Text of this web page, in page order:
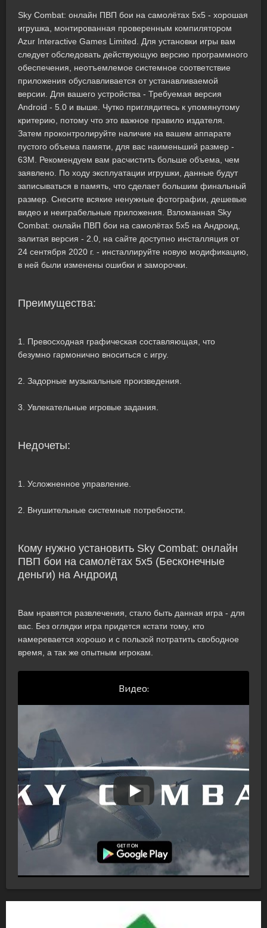
Sky Combat: онлайн ПВП бои на самолётах 5х5 - хорошая
игрушка, монтированная проверенным компилятором
Azur Interactive Games Limited. Для установки игры вам
следует обследовать действующую версию программного
обеспечения, неотъемлемое системное соответствие
приложения обуславливается от устанавливаемой
версии. Для вашего устройства - Требуемая версия
Android - 5.0 и выше. Чутко приглядитесь к упомянутому
критерию, потому что это важное правило издателя.
Затем проконтролируйте наличие на вашем аппарате
пустого объема памяти, для вас наименьший размер -
63M. Рекомендуем вам расчистить больше объема, чем
заявлено. По ходу эксплуатации игрушки, данные будут
записываться в память, что сделает большим финальный
размер. Снесите всякие ненужные фотографии, дешевые
видео и неиграбельные приложения. Взломанная Sky
Combat: онлайн ПВП бои на самолётах 5х5 на Андроид,
залитая версия - 2.0, на сайте доступно инсталляция от
24 сентября 2020 г. - инсталлируйте новую модификацию,
в ней были изменены ошибки и заморочки.
Преимущества:
1. Превосходная графическая составляющая, что
безумно гармонично вноситься с игру.
2. Задорные музыкальные произведения.
3. Увлекательные игровые задания.
Недочеты:
1. Усложненное управление.
2. Внушительные системные потребности.
Кому нужно установить Sky Combat: онлайн
ПВП бои на самолётах 5х5 (Бесконечные
деньги) на Андроид
Вам нравятся развлечения, стало быть данная игра - для
вас. Без оглядки игра придется кстати тому, кто
намеревается хорошо и с пользой потратить свободное
время, а так же опытным игрокам.
Видео: